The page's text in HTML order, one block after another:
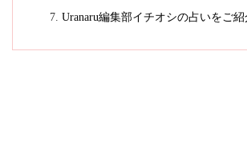
Uranaru編集部イチオシの占いをご紹